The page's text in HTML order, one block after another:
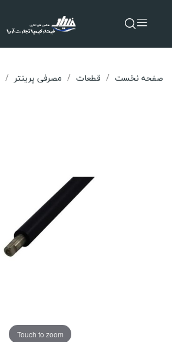
صفحه نخست قطعات مصرفی پرینتر
Touch to zoom